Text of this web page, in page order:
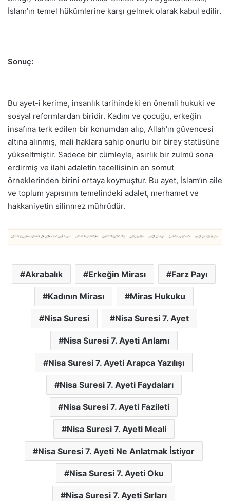
İslam’ın temel hükümlerine karşı gelmek olarak kabul edilir.
Sonuç:
Bu ayet-i kerime, insanlık tarihindeki en önemli hukuki ve
sosyal reformlardan biridir. Kadını ve çocuğu, erkeğin
insafına terk edilen bir konumdan alıp, Allah’ın güvencesi
altına alınmış, mali haklara sahip onurlu bir birey statüsüne
yükseltmiştir. Sadece bir cümleyle, asırlık bir zulmü sona
erdirmiş ve ilahi adaletin tecellisinin en somut
örneklerinden birini ortaya koymuştur. Bu ayet, İslam’ın aile
ve toplum yapısının temelindeki adalet, merhamet ve
hakkaniyetin silinmez mührüdür.
Akrabalık Erkeğin Mirası Farz Payı
Kadının Mirası Miras Hukuku
Nisa Suresi Nisa Suresi 7. Ayet
Nisa Suresi 7. Ayeti Anlamı
Nisa Suresi 7. Ayeti Arapca Yazılışı
Nisa Suresi 7. Ayeti Faydaları
Nisa Suresi 7. Ayeti Fazileti
Nisa Suresi 7. Ayeti Meali
Nisa Suresi 7. Ayeti Ne Anlatmak İstiyor
Nisa Suresi 7. Ayeti Oku
Nisa Suresi 7. Ayeti Sırları